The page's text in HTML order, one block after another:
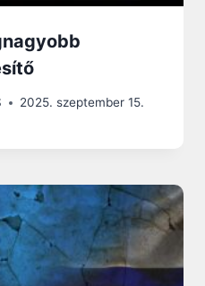
2025. szeptember 15.